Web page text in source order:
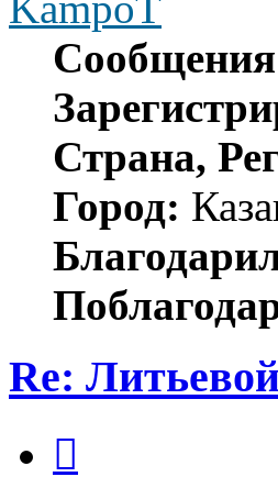
Страна,
Город:
Re: